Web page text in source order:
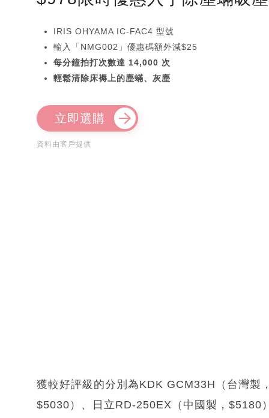
IRIS OHYAMA IC-FAC4 型號
輸入「NMG002」優惠碼額外減$25
每分鐘拍打次數達 14,000 次
輕鬆清除床褥上的塵蟎、灰塵
立即選購
資料由客戶提供
獲較好評級的分別為KDK GCM33H（台灣
$5030）、日立RD-250EX（中國製，$5180